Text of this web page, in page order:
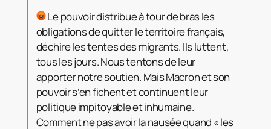
Le pouvoir distribue à tour de bras les
obligations de quitter le territoire français,
déchire les tentes des migrants. Ils luttent,
tous les jours. Nous tentons de leur
apporter notre soutien. Mais Macron et son
pouvoir s’en fichent et continuent leur
politique impitoyable et inhumaine.
Comment ne pas avoir la nausée quand « les